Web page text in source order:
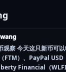
观察 今天这只新币可以
FTM）、PayPal USD
Financial（